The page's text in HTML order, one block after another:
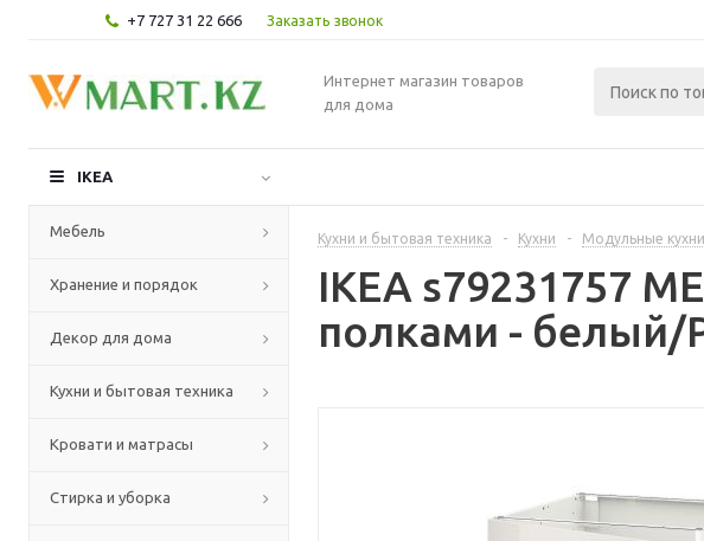
+7 727 31 22 666 Заказать звонок
Интернет магазин товаров
для дома
IKEA
Мебель
Хранение и порядок
Декор для дома
Кухни и бытовая техника
Кровати и матрасы
Стирка и уборка
Кухни и бытовая техника - Кухни - Модульные
IKEA s79231757
полками - белый/